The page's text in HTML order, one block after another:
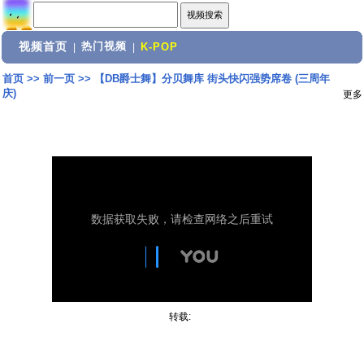
视频首页 热门视频 K-POP
首页>> 前一页>>
【DB爵士舞】分贝舞库 街头快闪强势席卷 (三周年
庆)
更多
转载: